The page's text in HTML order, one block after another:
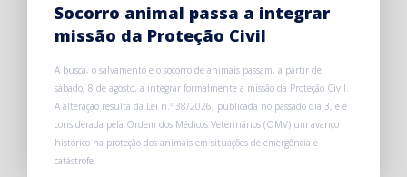
Socorro animal passa a integrar
missão da Proteção Civil
A busca, o salvamento e o socorro de animais passam, a partir de
sábado, 8 de agosto, a integrar formalmente a missão da Proteção Civil.
A alteração resulta da Lei n.º 38/2026, publicada no passado dia 3, e é
considerada pela Ordem dos Médicos Veterinários (OMV) um avanço
histórico na proteção dos animais em situações de emergência e
catástrofe.